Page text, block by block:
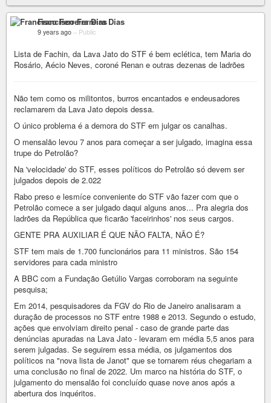
Francisco Ferreira Dias
9 years ago – Public
Lista de Fachin, da Lava Jato do STF é bem eclética, tem Maria do
Rosário, Aécio Neves, coroné Renan e outras dezenas de ladrões
Não tem como os militontos, burros encantados e endeusadores
reclamarem da Lava Jato depois dessa.
O único problema é a demora do STF em julgar os canalhas.
O mensalão levou 7 anos para começar a ser julgado, imagina essa
trupe do Petrolão?
Na 'velocidade' do STF, esses políticos do Petrolão só devem ser
julgados depois de 2.022
Rabo preso e lesmíce conveniente do STF vão fazer com que o
Petrolão comece a ser julgado daqui alguns anos... Pra alegria dos
ladrões da República que ficarão 'faceirinhos' nos seus cargos.
GENTE PRA AUXILIAR É QUE NÃO FALTA, NÃO É?
STF tem mais de 1.700 funcionários para 11 ministros. São 154
servidores para cada ministro
A BBC com a Fundação Getúlio Vargas corroboram na seguinte
pesquisa;
Em 2014, pesquisadores da FGV do Rio de Janeiro analisaram a
duração de processos no STF entre 1988 e 2013. Segundo o estudo,
ações que envolviam direito penal - caso de grande parte das
denúncias apuradas na Lava Jato - levaram em média 5,5 anos para
serem julgadas. Se seguirem essa média, os julgamentos dos
políticos na "nova lista de Janot" que se tornarem réus chegariam a
uma conclusão no final de 2022. Um marco na história do STF, o
julgamento do mensalão foi concluído quase nove anos após a
abertura dos inquéritos.